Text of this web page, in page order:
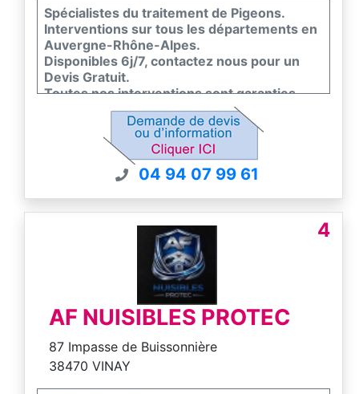
Spécialistes du traitement de Pigeons.
Interventions sur tous les départements en
Auvergne-Rhône-Alpes.
Disponibles 6j/7, contactez nous pour un
Devis Gratuit.
Toutes nos interventions sont garanties.
La société DKM Experts est certifiée en
conformité avec la norme EN 16636, seul
standard européen de qualité dans la lutte
contre les nuisibles.
04 94 07 99 61
4
AF NUISIBLES PROTEC
87 Impasse de Buissonnière
38470 VINAY